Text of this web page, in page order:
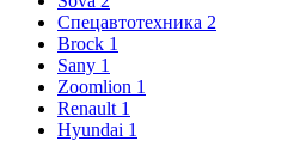
Спецавтотехника 2
Brock 1
Sany 1
Zoomlion 1
Renault 1
Hyundai 1